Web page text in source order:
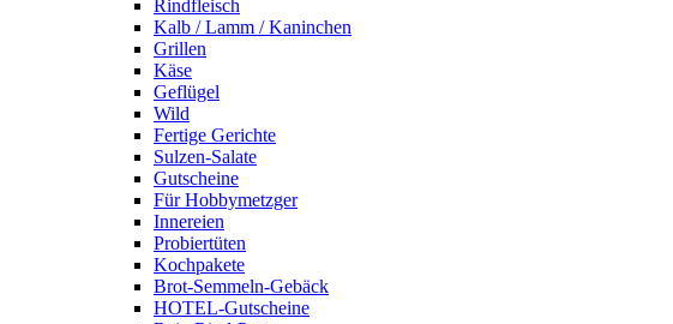
Rindfleisch
Kalb / Lamm / Kaninchen
Grillen
Käse
Geflügel
Wild
Fertige Gerichte
Sulzen-Salate
Gutscheine
Für Hobbymetzger
Innereien
Probiertüten
Kochpakete
Brot-Semmeln-Gebäck
HOTEL-Gutscheine